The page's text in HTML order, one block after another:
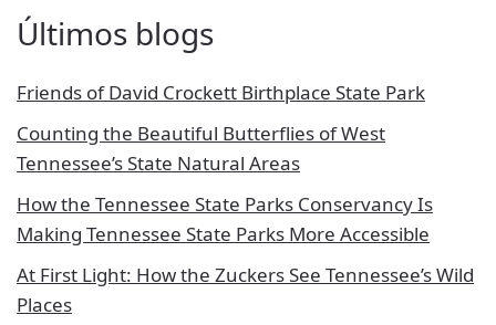
Últimos blogs
Friends of David Crockett Birthplace State Park
Counting the Beautiful Butterflies of West
Tennessee’s State Natural Areas
How the Tennessee State Parks Conservancy Is
Making Tennessee State Parks More Accessible
At First Light: How the Zuckers See Tennessee’s Wild
Places